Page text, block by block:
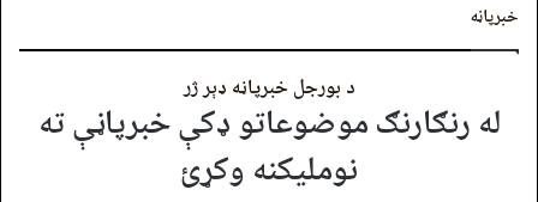
خبرپاڼه
د بورجل خبرپاڼه ډېر ژر
له رنګارنګ موضوعاتو ډکې خبرپاڼې ته
نوملیکنه وکړئ